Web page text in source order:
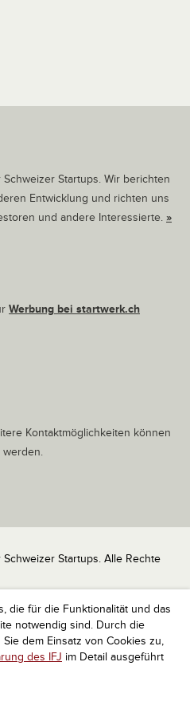
die für die Funktionalität und das
notwendig sind. Durch die
dem Einsatz von Cookies zu,
des IFJ im Detail ausgeführt
Startups. Wir berichten
Entwicklung und richten uns
und andere Interessierte. »
Werbung bei startwerk.ch
Kontaktmöglichkeiten können
Startups. Alle Rechte